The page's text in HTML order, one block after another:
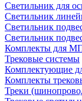
Светильник для
Светильник
Светильник
Светильник
Комплекты для
Трековые системы
Комплектующие
Комплекты
Треки